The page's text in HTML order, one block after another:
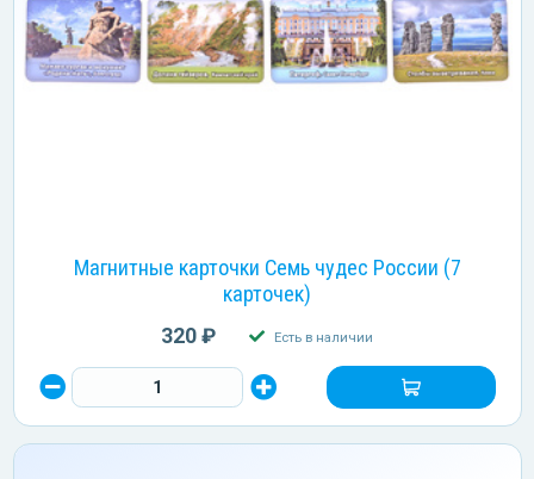
Магнитные карточки Семь чудес России (7
карточек)
320 ₽ Есть в наличии